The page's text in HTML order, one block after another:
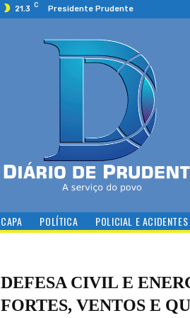
21.3 C Presidente Prudente
CAPA POLÍTICA POLICIAL E ACIDENTES
DEFESA CIVIL E
FORTES, VENTOS E